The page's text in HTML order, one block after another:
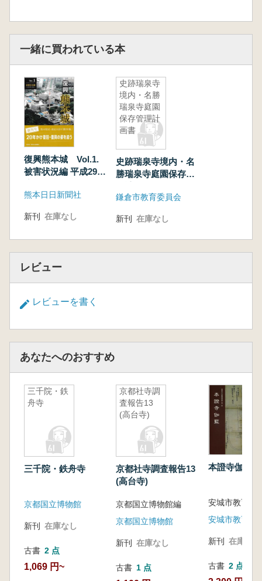
第4章 日本石造層塔巡り
第5章 石の層塔雑話(塔への納入物;墓標となっ
一緒に買われている本
復興熊本城 Vol.1.
被害状況編 平成29年
熊本日日新聞社
新刊 在庫なし
史跡瑞泉寺
境内・名勝
瑞泉寺庭園
保存管理計
画書
史跡瑞泉寺境内・名
勝瑞泉寺庭園保存管
鎌倉市教育委員会
新刊 在庫なし
レビュー
レビューを書く
あなたへのおすすめ
三千院・鉄
舟寺
三千院・鉄舟寺
京都国立博物館
新刊 在庫なし
古書 2 点
1,069 円~
京都社寺調
査報告13
(高台寺)
京都社寺調査報告13
(高台寺)
京都国立博物館編
京都国立博物館
新刊 在庫なし
古書 1 点
本證寺伽藍
安城市教育
新刊 在庫なし
古書 2 点